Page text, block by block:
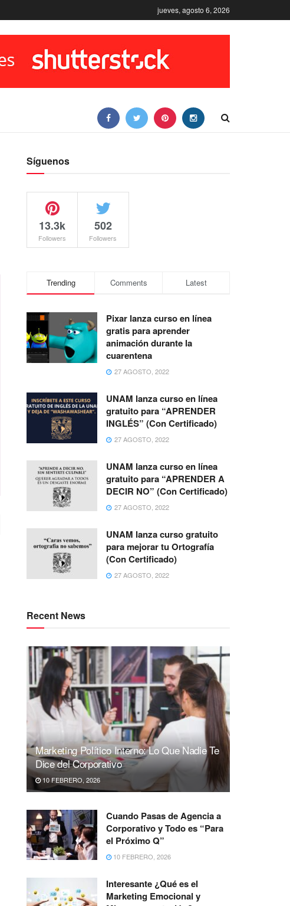
jueves, agosto 6, 2026
Síguenos
13.3k
Followers
502
Followers
Trending Comments Latest
Pixar lanza curso en línea
gratis para aprender
animación durante la
cuarentena
27 AGOSTO, 2022
UNAM lanza curso en línea
gratuito para “APRENDER
INGLÉS” (Con Certificado)
27 AGOSTO, 2022
UNAM lanza curso en línea
gratuito para “APRENDER A
DECIR NO” (Con Certificado)
27 AGOSTO, 2022
UNAM lanza curso gratuito
para mejorar tu Ortografía
(Con Certificado)
27 AGOSTO, 2022
Recent News
Marketing Político Interno: Lo Que Nadie Te
Dice del Corporativo
10 FEBRERO, 2026
Cuando Pasas de Agencia a
Corporativo y Todo es “Para
el Próximo Q”
10 FEBRERO, 2026
Interesante ¿Qué es el
Marketing Emocional y